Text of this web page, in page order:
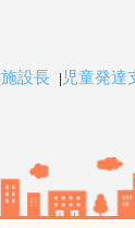
施設長
児童発達